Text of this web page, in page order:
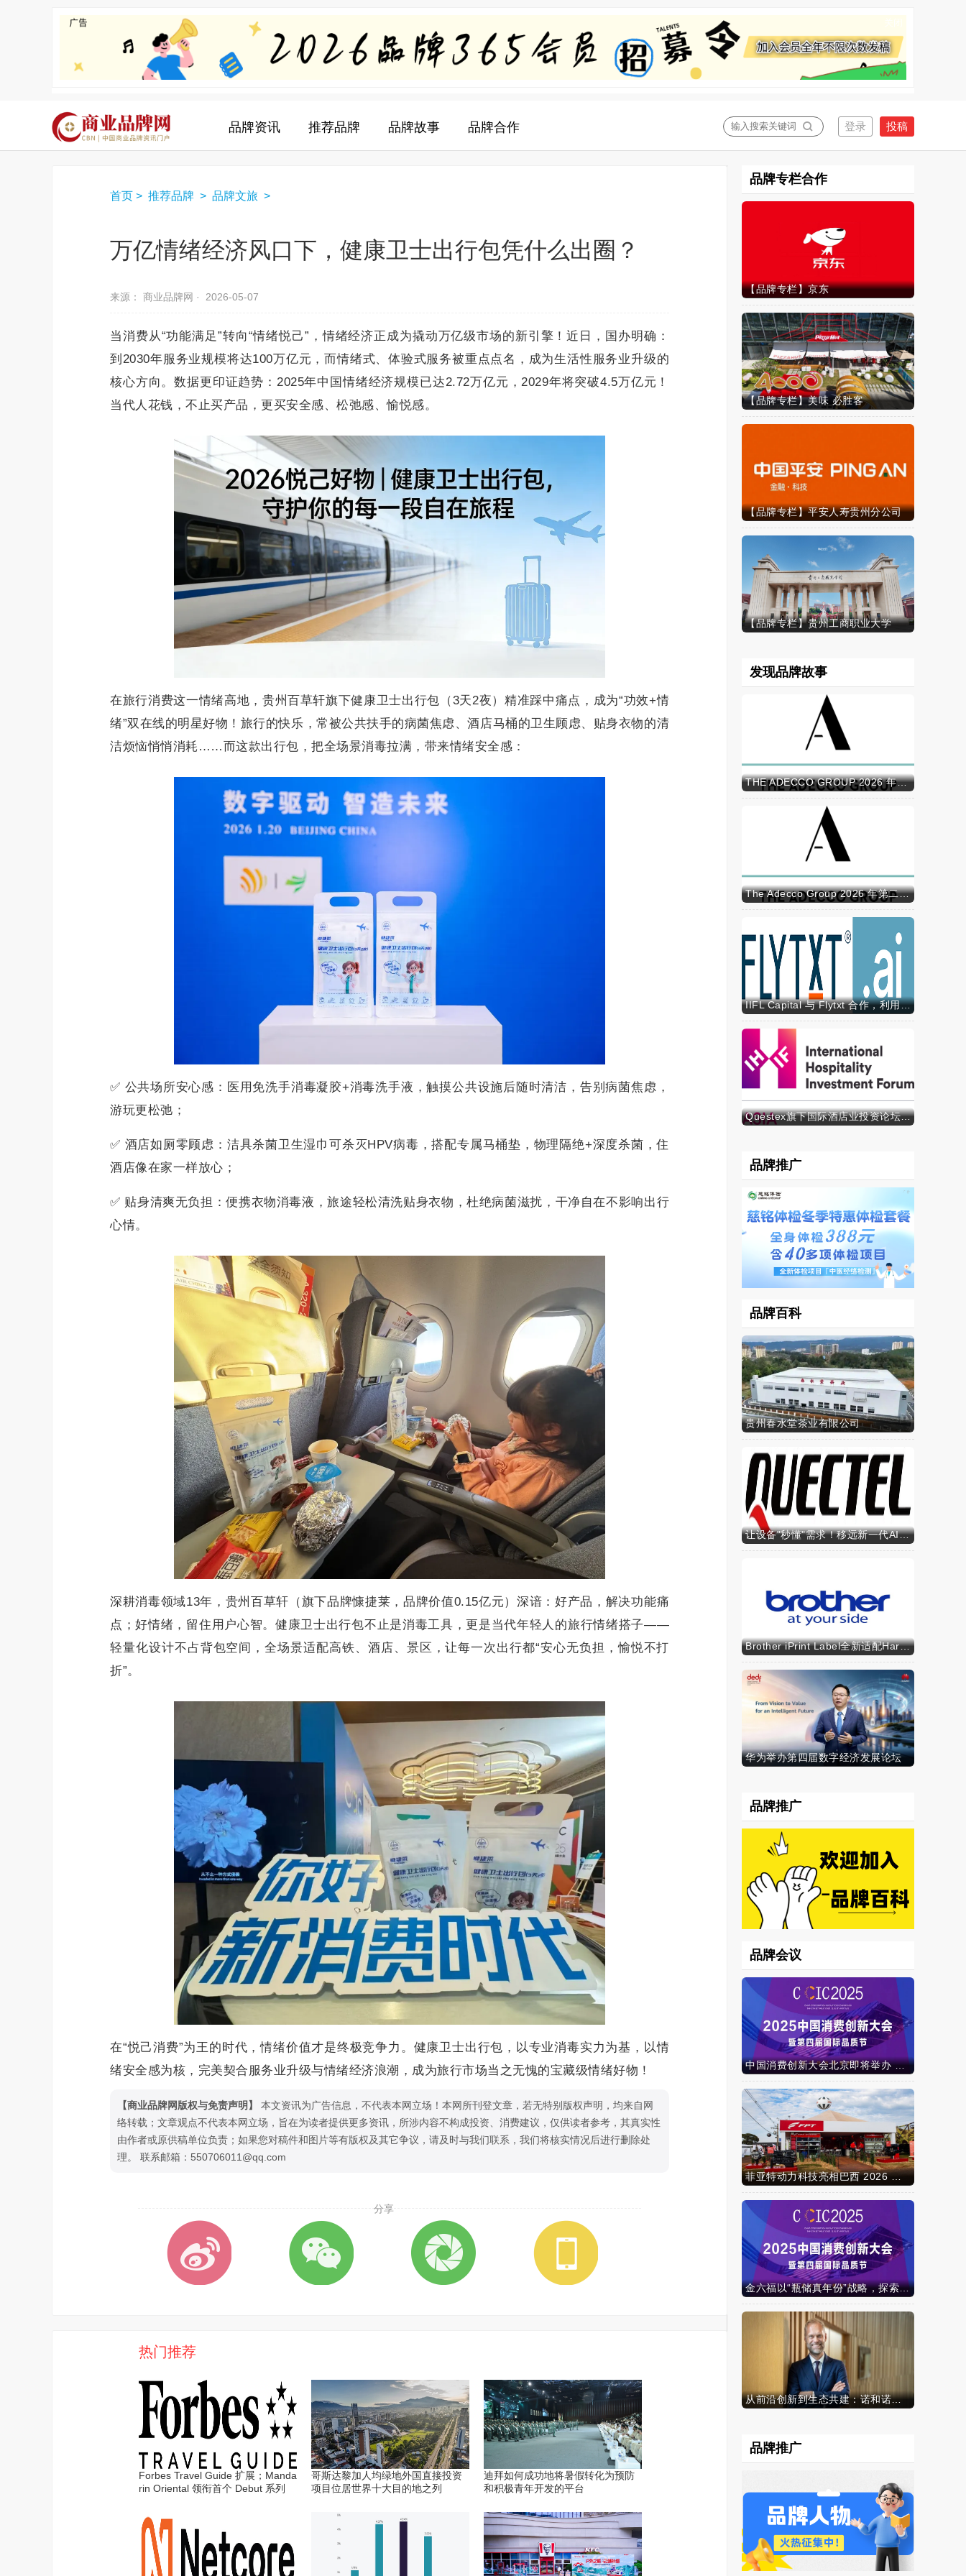
品牌资讯 推荐品牌 品牌故事 品牌合作
首页 > 推荐品牌 > 品牌文旅 >
万亿情绪经济风口下，健康卫士出行包凭什么出圈？
来源： 商业品牌网 · 2026-05-07
当消费从“功能满足”转向“情绪悦己”，情绪经济正成为撬动万亿级市场的新引擎！近日，国办明确：
到2030年服务业规模将达100万亿元，而情绪式、体验式服务被重点点名，成为生活性服务业升级的
核心方向。数据更印证趋势：2025年中国情绪经济规模已达2.72万亿元，2029年将突破4.5万亿元！
当代人花钱，不止买产品，更买安全感、松弛感、愉悦感。
在旅行消费这一情绪高地，贵州百草轩旗下健康卫士出行包（3天2夜）精准踩中痛点，成为“功效+情
绪”双在线的明星好物！旅行的快乐，常被公共扶手的病菌焦虑、酒店马桶的卫生顾虑、贴身衣物的清
洁烦恼悄悄消耗……而这款出行包，把全场景消毒拉满，带来情绪安全感：
✅ 公共场所安心感：医用免洗手消毒凝胶+消毒洗手液，触摸公共设施后随时清洁，告别病菌焦虑，
游玩更松弛；
✅ 酒店如厕零顾虑：洁具杀菌卫生湿巾可杀灭HPV病毒，搭配专属马桶垫，物理隔绝+深度杀菌，住
酒店像在家一样放心；
✅ 贴身清爽无负担：便携衣物消毒液，旅途轻松清洗贴身衣物，杜绝病菌滋扰，干净自在不影响出行
心情。
深耕消毒领域13年，贵州百草轩（旗下品牌慷捷莱，品牌价值0.15亿元）深谙：好产品，解决功能痛
点；好情绪，留住用户心智。健康卫士出行包不止是消毒工具，更是当代年轻人的旅行情绪搭子——
轻量化设计不占背包空间，全场景适配高铁、酒店、景区，让每一次出行都“安心无负担，愉悦不打
折”。
在“悦己消费”为王的时代，情绪价值才是终极竞争力。健康卫士出行包，以专业消毒实力为基，以情
绪安全感为核，完美契合服务业升级与情绪经济浪潮，成为旅行市场当之无愧的宝藏级情绪好物！
【商业品牌网版权与免责声明】
本文资讯为广告信息，不代表本网立场！本网所刊登文章，若无特别版权声明，均来自网
络转载；文章观点不代表本网立场，旨在为读者提供更多资讯，所涉内容不构成投资、消费建议，仅供读者参考，其真实性
由作者或原供稿单位负责；如果您对稿件和图片等有版权及其它争议，请及时与我们联系，我们将核实情况后进行删除处
理。 联系邮箱：550706011@qq.com
分享
热门推荐
Forbes Travel Guide 扩展；Manda
rin Oriental 领衔首个 Debut 系列
哥斯达黎加人均绿地外国直接投资
项目位居世界十大目的地之列
迪拜如何成功地将暑假转化为预防
和积极青年开发的平台
品牌专栏合作
【品牌专栏】京东
【品牌专栏】美味 必胜客
【品牌专栏】平安人寿贵州分公司
【品牌专栏】贵州工商职业大学
发现品牌故事
THE ADECCO GROUP 2026 年半年报
The Adecco Group 2026 年第二季度业绩
IIFL Capital 与 Flytxt 合作，利用代理式 AI 推动资产管理规模的可持续增长
Questex旗下国际酒店业投资论坛亚洲峰会表示，亚洲酒店业有望迎来投资加速期
品牌推广
品牌百科
贵州春水堂茶业有限公司
让设备"秒懂"需求！移远新一代AI算力智能模组SH603FC硬核来袭
Brother iPrint Label全新适配HarmonyOS NEXT，标识标记体验再升级
华为举办第四届数字经济发展论坛
品牌推广
品牌会议
中国消费创新大会北京即将举办 携手智迈电动车引领消费新时代
菲亚特动力科技亮相巴西 2026 年农业展，动力技术提升到新高度
金六福以“瓶储真年份”战略，探索白酒行业价值新范式
从前沿创新到生态共建：诺和诺德参加中国发展高层论坛2026年年会，携“中国同创”新里程碑深化对华承诺
品牌推广